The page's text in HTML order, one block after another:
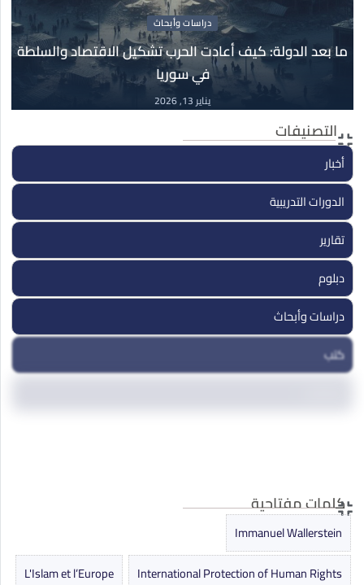
ما بعد الدولة: كيف أعادت الحرب تشكيل الاقتصاد
13 يناير, 2026
دراسات وأبحاث
ما بعد الدولة: كيف أعادت الحرب تشكيل الاقتصاد والسلطة
في سوريا
يناير 13, 2026
التصنيفات
أخبار
الدورات التدريبية
تقارير
دبلوم
دراسات وأبحاث
كتب
كلمات مفتاحية
Immanuel Wallerstein
International Protection of Human Rights
L'Islam et l’Europe